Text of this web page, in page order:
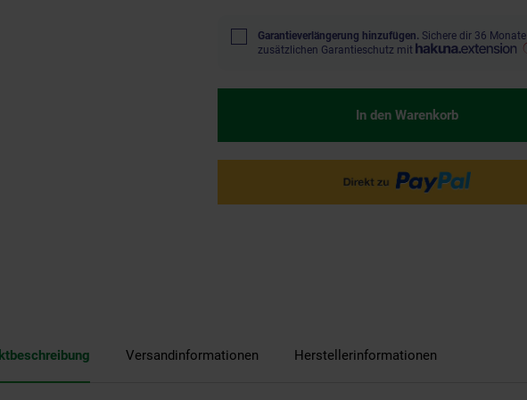
Garantieverlängerung hinzufügen. Sichere dir 36 Monate
zusätzlichen Garantieschutz mit
In den Warenkorb
Versandinformationen Herstellerinformationen